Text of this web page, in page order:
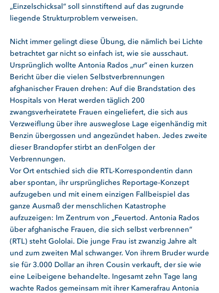
„Einzelschicksal“ soll sinnstiftend auf das zugrunde
liegende Strukturproblem verweisen.
Nicht immer gelingt diese Übung, die nämlich bei Lichte
betrachtet gar nicht so einfach ist, wie sie ausschaut.
Ursprünglich wollte Antonia Rados „nur“ einen kurzen
Bericht über die vielen Selbstverbrennungen
afghanischer Frauen drehen: Auf die Brandstation des
Hospitals von Herat werden täglich 200
zwangsverheiratete Frauen eingeliefert, die sich aus
Verzweiflung über ihre ausweglose Lage eigenhändig mit
Benzin übergossen und angezündet haben. Jedes zweite
dieser Brandopfer stirbt an denFolgen der
Verbrennungen.
Vor Ort entschied sich die RTL-Korrespondentin dann
aber spontan, ihr ursprüngliches Reportage-Konzept
aufzugeben und mit einem einzigen Fallbeispiel das
ganze Ausmaß der menschlichen Katastrophe
aufzuzeigen: Im Zentrum von „Feuertod. Antonia Rados
über afghanische Frauen, die sich selbst verbrennen“
(RTL) steht Gololai. Die junge Frau ist zwanzig Jahre alt
und zum zweiten Mal schwanger. Von ihrem Bruder wurde
sie für 3.000 Dollar an ihren Cousin verkauft, der sie wie
eine Leibeigene behandelte. Ingesamt zehn Tage lang
wachte Rados gemeinsam mit ihrer Kamerafrau Antonia